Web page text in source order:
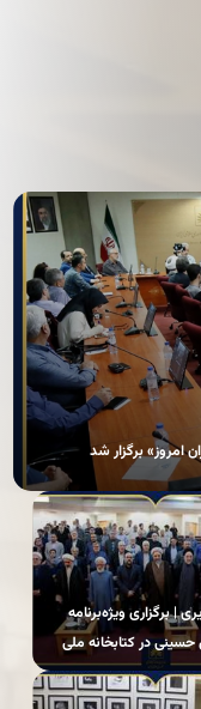
امروز» برگزار شد
| برگزاری ویژه‌برنامه
در کتابخانه ملی